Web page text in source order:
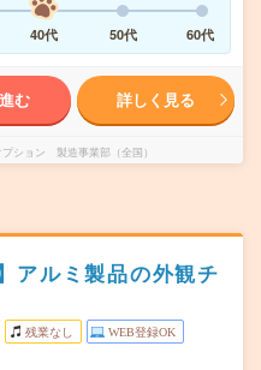
40代 50代 60代
む 詳しく見る
ション 製造事業部（全国）
アルミ製品の外観チ
残業なし WEB登録OK